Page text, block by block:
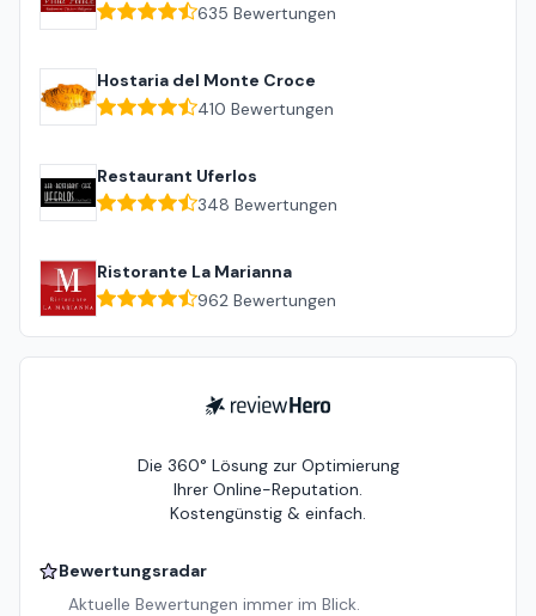
635 Bewertungen
Hostaria del Monte Croce
410 Bewertungen
Restaurant Uferlos
348 Bewertungen
Ristorante La Marianna
962 Bewertungen
ReviewHero
Die 360° Lösung zur Optimierung
Ihrer Online-Reputation.
Kostengünstig & einfach.
Bewertungsradar
Aktuelle Bewertungen immer im Blick.